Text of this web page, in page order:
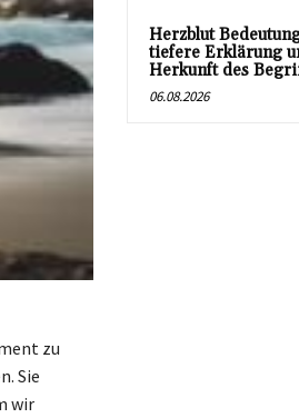
zu
Sie
wir
Herzblut
tiefere Erklärung
Herkunft des
06.08.2026